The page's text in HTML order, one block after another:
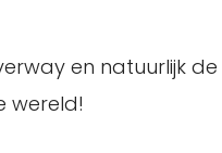
en natuurlijk de
wereld!